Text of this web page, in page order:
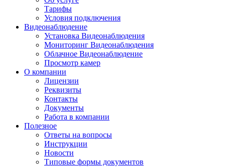
Тарифы
Условия подключения
Видеонаблюдение
Установка Видеонаблюдения
Мониторинг Видеонаблюдения
Облачное Видеонаблюдение
Просмотр камер
О компании
Лицензии
Реквизиты
Контакты
Документы
Работа в компании
Полезное
Ответы на вопросы
Инструкции
Новости
Типовые формы документов